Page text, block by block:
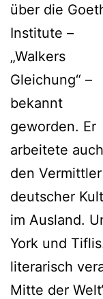
über die
Institute –
„Walkers
Gleichung“ –
bekannt
geworden. Er
arbeitete
den Vermittler
deutscher
im Ausland.
York und
literarisch
Mitte der